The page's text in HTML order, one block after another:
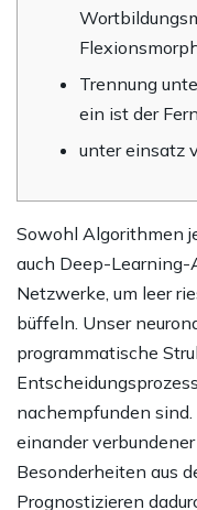
Trennung
ein ist der
unter einsatz
Sowohl Algorithmen
auch Deep-
Netzwerke, um leer
büffeln. Unser
programmatische
nachempfunden
einander
Besonderheiten aus
Prognostizieren